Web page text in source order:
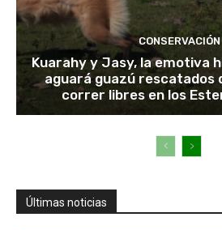
CONSERVACIÓN
Kuarahy y Jasy, la emotiva
aguará guazú rescatados
correr libres en los
Últimas noticias